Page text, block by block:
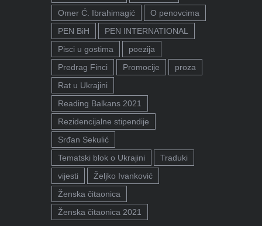
Omer Ć. Ibrahimagić
O penovcima
PEN BiH
PEN INTERNATIONAL
Pisci u gostima
poezija
Predrag Finci
Promocije
proza
Rat u Ukrajini
Reading Balkans 2021
Rezidencijalne stipendije
Srđan Sekulić
Tematski blok o Ukrajini
Traduki
vijesti
Željko Ivanković
Ženska čitaonica
Ženska čitaonica 2021